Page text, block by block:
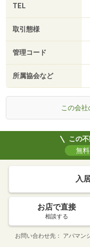
TEL
取引態様
管理コード
所属協会など
この会
この
無
入
お店で直接
相談する
お問い合わせ先 アパマン